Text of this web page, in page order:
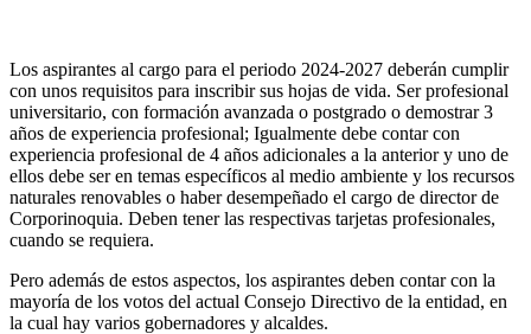
Los aspirantes al cargo para el periodo 2024-2027 deberán cumplir
con unos requisitos para inscribir sus hojas de vida. Ser profesional
universitario, con formación avanzada o postgrado o demostrar 3
años de experiencia profesional; Igualmente debe contar con
experiencia profesional de 4 años adicionales a la anterior y uno de
ellos debe ser en temas específicos al medio ambiente y los recursos
naturales renovables o haber desempeñado el cargo de director de
Corporinoquia. Deben tener las respectivas tarjetas profesionales,
cuando se requiera.
Pero además de estos aspectos, los aspirantes deben contar con la
mayoría de los votos del actual Consejo Directivo de la entidad, en
la cual hay varios gobernadores y alcaldes.